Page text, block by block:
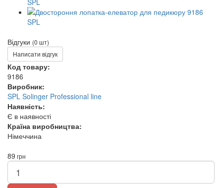
Відгуки (0 шт)
Написати відгук
Код товару:
9186
Виробник:
SPL Solinger Professional line
Наявність:
Є в наявності
Країна виробництва:
Німеччина
89 грн